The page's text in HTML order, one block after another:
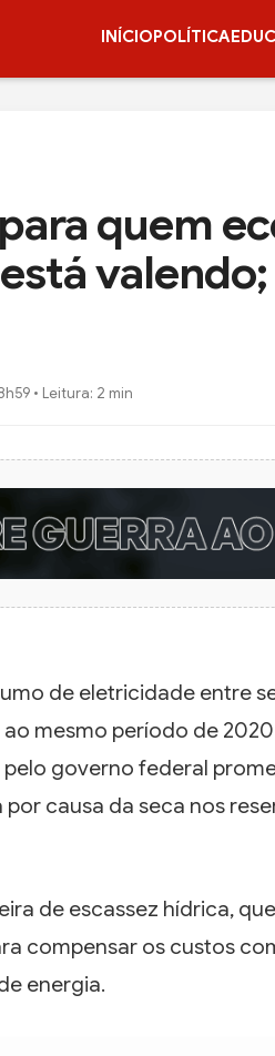
INÍCIOPOLÍTICA
quem
• Leitura: 2 min
de eletricidade entre
mesmo período de
governo federal
causa da seca nos
de escassez hídrica,
compensar os custos
energia.